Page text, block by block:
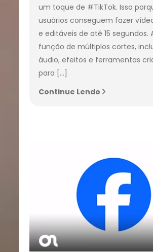
um toque de #TikTok. Isso
usuários conseguem fazer
e editáveis de até 15 segundos.
função de múltiplos cortes,
áudio, efeitos e ferramentas
para […]
Continue Lendo